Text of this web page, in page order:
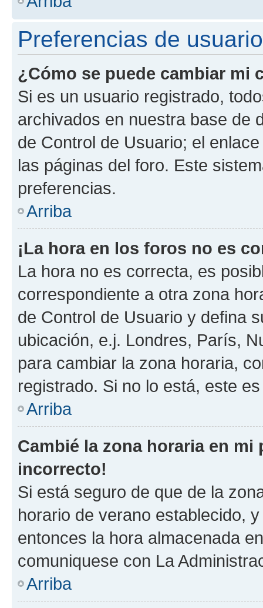
Preferencias de
¿Cómo se puede cambiar mi
Si es un usuario registrado,
archivados en nuestra base de
de Control de Usuario; el
las páginas del foro. Este
preferencias.
Arriba
¡La hora en los foros no es
La hora no es correcta, es
correspondiente a otra zona
de Control de Usuario y defina
ubicación, e.j. Londres, París,
para cambiar la zona horaria,
registrado. Si no lo está, este
Arriba
Cambié la zona horaria en
incorrecto!
Si está seguro de que de la
horario de verano establecido,
entonces la hora almacenada
comuniquese con La
Arriba